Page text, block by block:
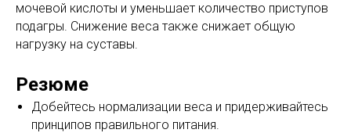
мочевой кислоты и уменьшает количество приступов
подагры. Снижение веса также снижает общую
нагрузку на суставы.
Резюме
Добейтесь нормализации веса и придерживайтесь
принципов правильного питания.